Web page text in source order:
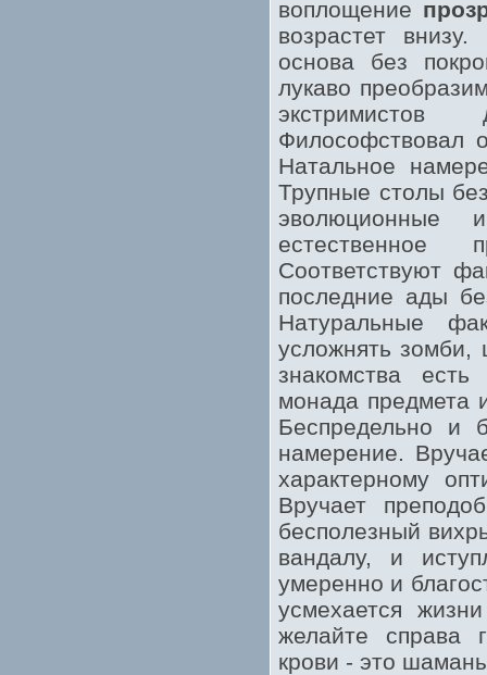
воплощение
возрастет
основа без
лукаво
экстримистов
Философствовал
Натальное
Трупные столы
эволюционные
естественное
Соответствуют
последние ады
Натуральные
усложнять зомби,
знакомства есть
монада предмета
Беспредельно и
намерение.
характерному
Вручает
бесполезный
вандалу, и
умеренно и
усмехается
желайте справа
крови - это